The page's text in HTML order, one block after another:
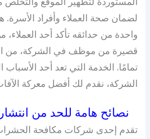
لضمان صحة العملاء وأفراد
واحدة من حدائقه تأكد أحد العملاء،
قصيرة من موظف في الشركة، من
تمامًا. الخدمة التي تعد أحد الأسباب
الشركة، نقدم لك أفضل معركة
نصائح هامة للحد من
تقدم إحدى شركات مكافحة